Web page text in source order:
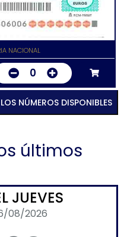
NACIONAL
0
VER TODOS LOS NÚMEROS DISPONIBLES
últimos
JUEVES
08/2026